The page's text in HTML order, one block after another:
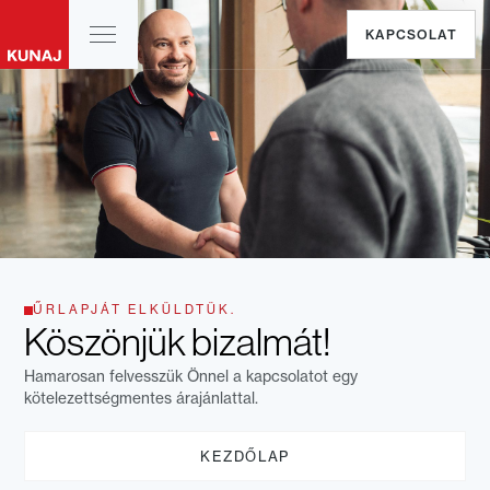
KAPCSOLAT
ŰRLAPJÁT ELKÜLDTÜK.
Köszönjük bizalmát!
Hamarosan felvesszük Önnel a kapcsolatot egy
kötelezettségmentes árajánlattal.
KEZDŐLAP